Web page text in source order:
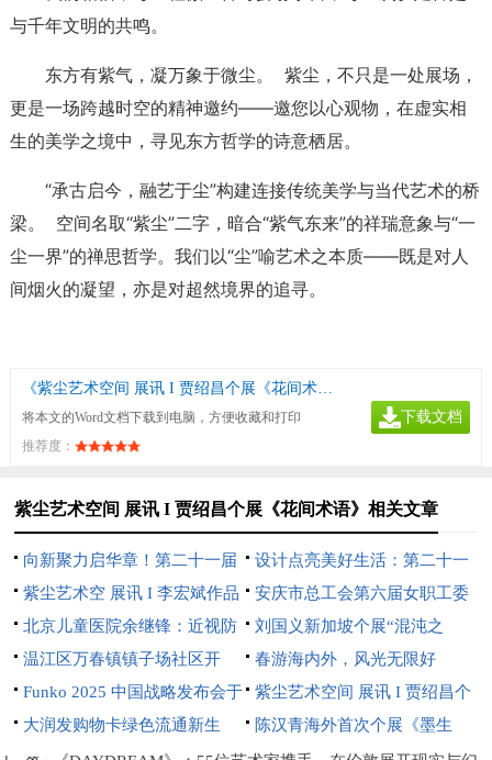
与千年文明的共鸣。
东方有紫气，凝万象于微尘。 紫尘，不只是一处展场，
更是一场跨越时空的精神邀约——邀您以心观物，在虚实相
生的美学之境中，寻见东方哲学的诗意栖居。
“承古启今，融艺于尘”构建连接传统美学与当代艺术的桥
梁。 空间名取“紫尘”二字，暗合“紫气东来”的祥瑞意象与“一
尘一界”的禅思哲学。我们以“尘”喻艺术之本质——既是对人
间烟火的凝望，亦是对超然境界的追寻。
《紫尘艺术空间 展讯 I 贾绍昌个展《花间术语》》
将本文的Word文档下载到电脑，方便收藏和打印
推荐度：
下载文档
紫尘艺术空间 展讯 I 贾绍昌个展《花间术语》相关文章
向新聚力启华章！第二十一届
文博会中芬设计园分会场开幕
设计点亮美好生活：第二十一
届文博会中芬设计园分会场即将
开幕
紫尘艺术空 展讯 I 李宏斌作品
展【游心造境】
安庆市总工会第六届女职工委
员会 第一次全体会议在望江县
召开
北京儿童医院余继锋：近视防
控不是选择题，而是必答题
刘国义新加坡个展“混沌之
上”开幕：用超现实语言重构东
方灵性美学
温江区万春镇镇子场社区开
展“分类绿色低碳，共建地球家
园”垃圾分类宣传活动
春游海内外，风光无限好
Funko 2025 中国战略发布会于
深圳璀璨启航
紫尘艺术空间 展讯 I 贾绍昌个
展《花间术语》
大润发购物卡绿色流通新生
陈汉青海外首次个展《墨生